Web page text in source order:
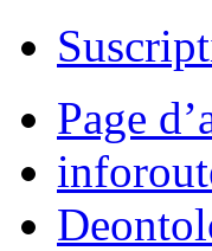
Page